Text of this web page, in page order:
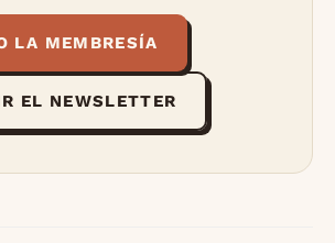
LA MEMBRESÍA
EL NEWSLETTER